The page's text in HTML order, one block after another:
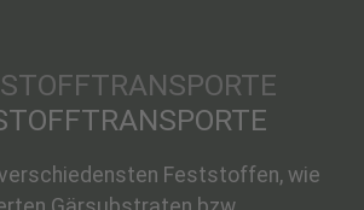
Feststoffen, wie